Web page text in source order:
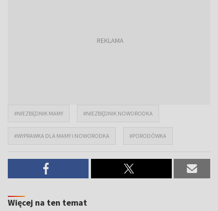
#NIEZBĘDNIK MAMY #NIEZBĘDNIK NOWORODKA
#WYPRAWKA DLA MAMY I NOWORODKA #PORODÓWKA
Więcej na ten temat